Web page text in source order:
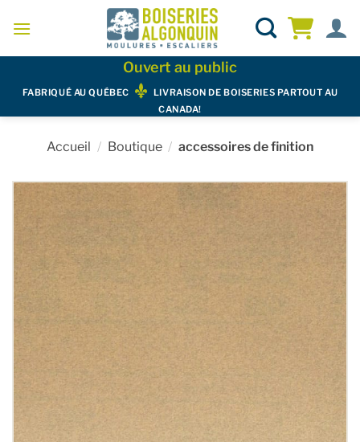
Ouvert au public
FABRIQUÉ AU QUÉBEC
LIVRAISON DE BOISERIES PARTOUT AU
CANADA!
Accueil / Boutique / accessoires de finition